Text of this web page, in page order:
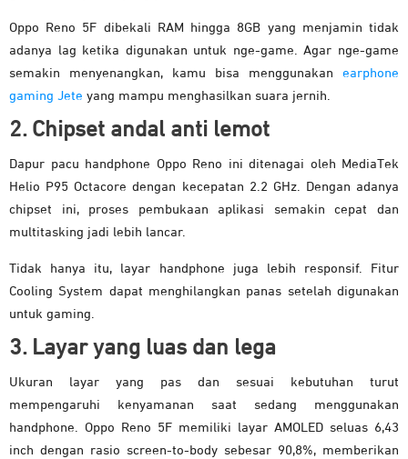
Oppo Reno 5F dibekali RAM hingga 8GB yang menjamin tidak
adanya lag ketika digunakan untuk nge-game. Agar nge-game
semakin menyenangkan, kamu bisa menggunakan earphone
gaming Jete yang mampu menghasilkan suara jernih.
2. Chipset andal anti lemot
Dapur pacu handphone Oppo Reno ini ditenagai oleh MediaTek
Helio P95 Octacore dengan kecepatan 2.2 GHz. Dengan adanya
chipset ini, proses pembukaan aplikasi semakin cepat dan
multitasking jadi lebih lancar.
Tidak hanya itu, layar handphone juga lebih responsif. Fitur
Cooling System dapat menghilangkan panas setelah digunakan
untuk gaming.
3. Layar yang luas dan lega
Ukuran layar yang pas dan sesuai kebutuhan turut
mempengaruhi kenyamanan saat sedang menggunakan
handphone. Oppo Reno 5F memiliki layar AMOLED seluas 6,43
inch dengan rasio screen-to-body sebesar 90,8%, memberikan